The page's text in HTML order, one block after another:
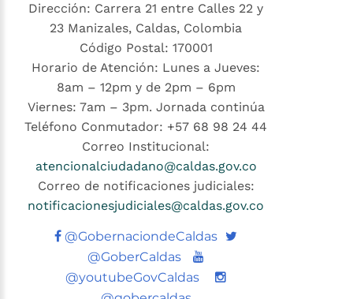
Dirección: Carrera 21 entre Calles 22 y
23 Manizales, Caldas, Colombia
Código Postal: 170001
Horario de Atención: Lunes a Jueves:
8am – 12pm y de 2pm – 6pm
Viernes: 7am – 3pm. Jornada continúa
Teléfono Conmutador: +57 68 98 24 44
Correo Institucional:
atencionalciudadano@caldas.gov.co
Correo de notificaciones judiciales:
notificacionesjudiciales@caldas.gov.co
@GobernaciondeCaldas Twitter
@GoberCaldas
Youtube
@youtubeGovCaldas